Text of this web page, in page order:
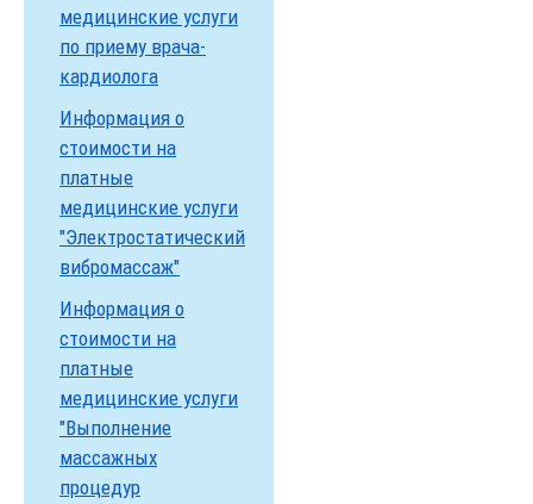
медицинские услуги
по приему врача-
кардиолога
Информация о
стоимости на
платные
медицинские услуги
"Электростатический
вибромассаж"
Информация о
стоимости на
платные
медицинские услуги
"Выполнение
массажных
процедур